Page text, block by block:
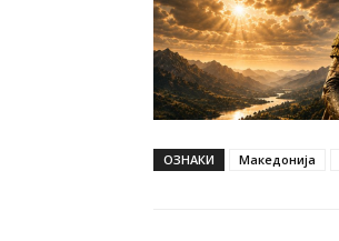
ОЗНАКИ Македонија